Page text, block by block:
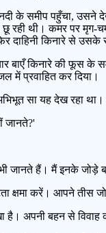
के समीप पहुँचा, उसने
रही थी। कमर पर मृग-
दाहिनी किनारे से
बाएँ किनारे की फूस के
में प्रवाहित कर दिया।
सा यह देख रहा
जानते?'
जानते हैं। मैं इनके जोड़े
क्षमा करें। आपने तीस
है। अपनी बहन से विवाह